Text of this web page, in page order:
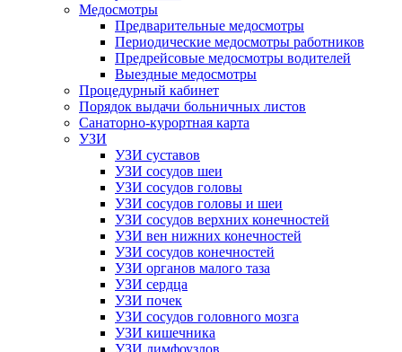
Медосмотры
Предварительные медосмотры
Периодические медосмотры работников
Предрейсовые медосмотры водителей
Выездные медосмотры
Процедурный кабинет
Порядок выдачи больничных листов
Санаторно-курортная карта
УЗИ
УЗИ суставов
УЗИ сосудов шеи
УЗИ сосудов головы
УЗИ сосудов головы и шеи
УЗИ сосудов верхних конечностей
УЗИ вен нижних конечностей
УЗИ сосудов конечностей
УЗИ органов малого таза
УЗИ сердца
УЗИ почек
УЗИ сосудов головного мозга
УЗИ кишечника